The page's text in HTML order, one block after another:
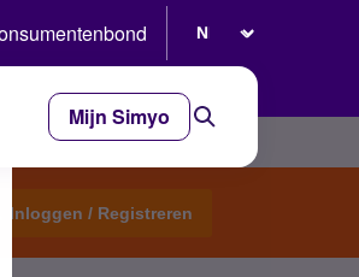
Mijn Simyo
Inloggen / Registreren